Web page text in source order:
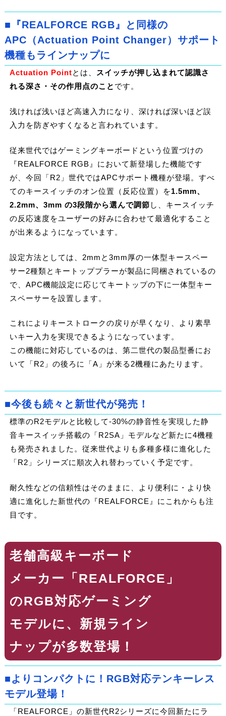
■『REALFORCE RGB』と同様の
APC（Actuation Point Changer）サポート
機種もラインナップに
Actuation Pointとは、 スイッチが押し込まれて認識さ
れる深さ・その作用点のこと です。
浅ければ浅いほど高速入力になり、深ければ深いほど誤
入力を防ぎやすくなると言われています。
従来世代ではゲーミングキーボードという位置づけの
『REALFORCE RGB』において新登場した機能です
が、今回「R2」世代ではAPCサポート機種が登場。すべ
てのキースイッチのオン位置（反応位置）を1.5mm、
2.2mm、3mm の3段階から選んで調節 し、キースイッチ
の反応速度をユーザーの好みに合わせて最適化すること
が出来るようになっています。
設定方法としては、2mmと3mm厚の一体型キースペー
サー2種類とキートッププラーが製品に同梱されているの
で、APC機能設定に応じてキートップの下に一体型キー
スペーサーを設置します。
これによりキーストロークの戻りが早くなり、より素早
いキー入力を実現できるようになっています。
この機能に対応しているのは、第二世代の製品型番にお
いて「R2」の後ろに「A」が来る2機種にあたります。
■今後も続々と新世代が発売！
標準のR2モデルと比較して-30%の静音性を実現した静
音キースイッチ搭載の「R2SA」モデルなど新たに4機種
も発売されました。従来世代よりも多種多様に進化した
「R2」シリーズに順次入れ替わっていく予定です。
耐久性などの信頼性はそのままに、より便利に・より快
適に進化した新世代の『REALFORCE』にこれからも注
目です。
老舗高級キーボード
メーカー「REALFORCE」
のRGB対応ゲーミング
モデルに、新規ライン
ナップが多数登場！
■よりコンパクトに！RGB対応テンキーレス
モデル登場！
「REALFORCE」の新世代R2シリーズに今回新たにラ